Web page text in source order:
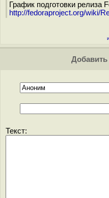
График подготовки релиза
http://fedoraproject.org/wiki/
Текст: